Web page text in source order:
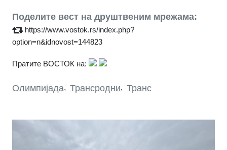
Поделите вест на друштвеним мрежама:
https://www.vostok.rs/index.php?
option=n&idnovost=144823
Пратите ВОСТОК на:
Олимпијада, Трансродни, Транс